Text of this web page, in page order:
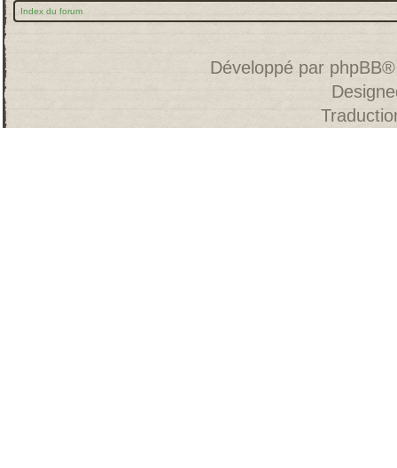
Index du forum
Développé par phpBB®